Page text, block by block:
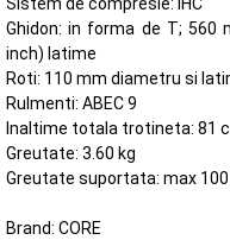
Sistem de compresie: IHC
Ghidon: in forma de T; 560
inch) latime
Roti: 110 mm diametru si
Rulmenti: ABEC 9
Inaltime totala trotineta: 81
Greutate: 3.60 kg
Greutate suportata: max 100
Brand: CORE